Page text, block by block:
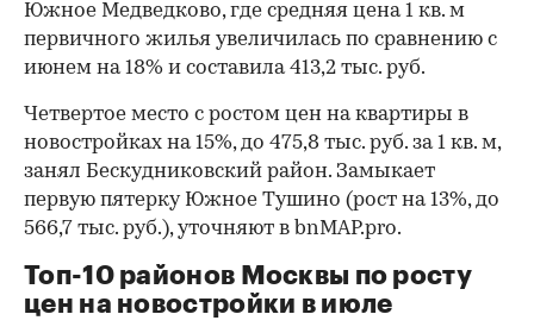
Южное Медведково, где средняя цена 1 кв. м
первичного жилья увеличилась по сравнению с
июнем на 18% и составила 413,2 тыс. руб.
Четвертое место с ростом цен на квартиры в
новостройках на 15%, до 475,8 тыс. руб. за 1 кв. м,
занял Бескудниковский район. Замыкает
первую пятерку Южное Тушино (рост на 13%, до
566,7 тыс. руб.), уточняют в bnMAP.pro.
Топ-10 районов Москвы по росту
цен на новостройки в июле